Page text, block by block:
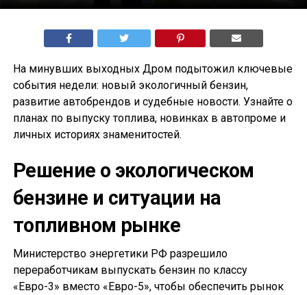
На минувших выходных Дром подытожил ключевые
события недели: новый экологичный бензин,
развитие автобрендов и судебные новости. Узнайте о
планах по выпуску топлива, новинках в автопроме и
личных историях знаменитостей.
Решение о экологическом
бензине и ситуации на
топливном рынке
Министерство энергетики РФ разрешило
переработчикам выпускать бензин по классу
«Евро-3» вместо «Евро-5», чтобы обеспечить рынок